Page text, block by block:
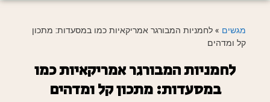
מגשים » לחמניות המבורגר אמריקאיות כמו במסעדות: מתכון
קל ומדהים
לחמניות המבורגר אמריקאיות כמו
במסעדות: מתכון קל ומדהים